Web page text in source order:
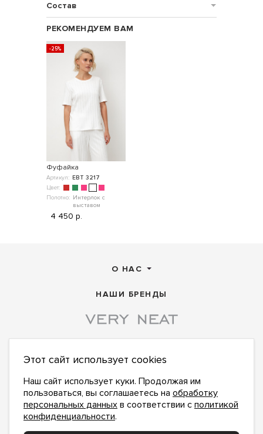
Состав
РЕКОМЕНДУЕМ ВАМ
-25%
Фуфайка
Артикул: ЕВТ 3217
Цвет:
Полотно: Интерлок с
выставом
4 450 р.
О НАС
НАШИ БРЕНДЫ
ПОДПИСАТЬСЯ НА НОВОСТИ:
Даю согласие на обработку персональных данных,
сполитикой конфиденциальностиознакомлен и
принимаю
office@veryneat.ru
Этот сайт использует cookies
Наш сайт использует куки. Продолжая им
пользоваться, вы соглашаетесь на обработку
персональных данных в соответствии с политикой
конфиденциальности.